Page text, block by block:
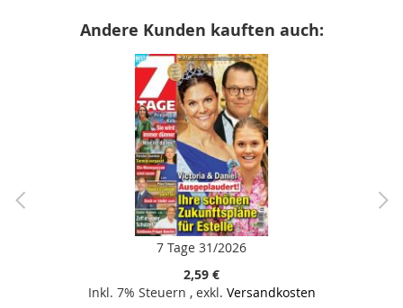
Andere Kunden kauften auch:
7 Tage 31/2026
2,59 €
Inkl. 7% Steuern , exkl. Versandkosten